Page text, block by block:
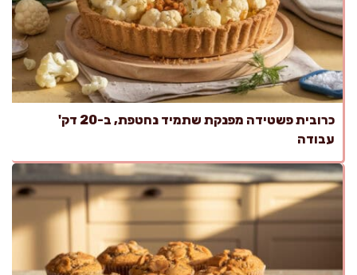
כרובית פשטידה מפנקת שתמיד נחטפת, ב-20 דק'
עבודה